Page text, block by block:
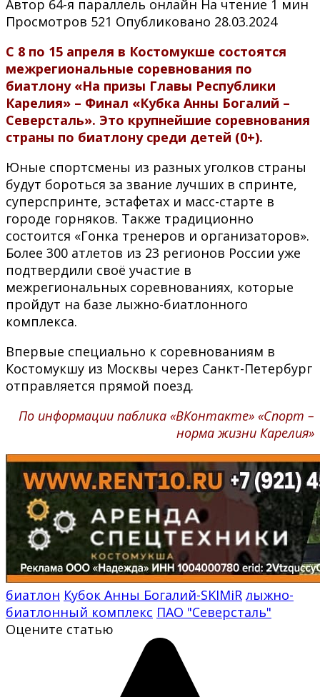
Автор 64-я параллель онлайн На чтение 1 мин
Просмотров 521 Опубликовано 28.03.2024
С 8 по 15 апреля в Костомукше состоятся
межрегиональные соревнования по
биатлону «На призы Главы Республики
Карелия» – Финал «Кубка Анны Богалий –
Северсталь». Это крупнейшие соревнования
страны по биатлону среди детей (0+).
Юные спортсмены из разных уголков страны
будут бороться за звание лучших в спринте,
суперспринте, эстафетах и масс-старте в
городе горняков. Также традиционно
состоится «Гонка тренеров и организаторов».
Более 300 атлетов из 23 регионов России уже
подтвердили своё участие в
межрегиональных соревнованиях, которые
пройдут на базе лыжно-биатлонного
комплекса.
Впервые специально к соревнованиям в
Костомукшу из Москвы через Санкт-Петербург
отправляется прямой поезд.
По информации паблика «ВКонтакте» «Спорт –
норма жизни Карелия»
биатлон Кубок Анны Богалий-SKIMiR лыжно-
биатлонный комплекс ПАО "Северсталь"
Оцените статью